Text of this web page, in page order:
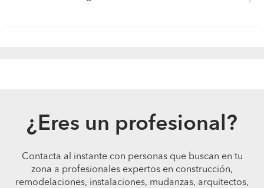
¿Eres un profesional?
Contacta al instante con personas que buscan en tu
zona a profesionales expertos en construcción,
remodelaciones, instalaciones, mudanzas, arquitectos,